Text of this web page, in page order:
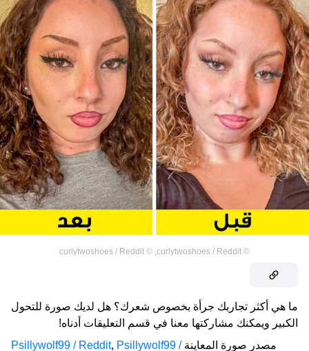
©
curlytwoshoes / Reddit
,
©
curlytwoshoes / Reddit
ما هي أكثر تجاربك جرأة بخصوص شعرك؟ هل لديك صورة للتحول
الكبير ويمكنك مشاركتها معنا في قسم التعليقات أدناه!
مصدر صورة المعاينة
Psillywolf99 / Reddit, Psillywolf99 /